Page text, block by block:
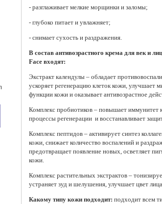
Сыворотка для области
коллагеном AXIS-Y Vegan
Collagen Eye Serum
2 000 ₽
Flat Iron Eye Roller
1 720 ₽
Добавить в
- разглаживает мелкие морщинки и заломы;
- глубоко питает и увлажняет;
- снимает сухость и раздражения.
В состав антивозрастного крема для век и
Face входят:
Экстракт календулы – обладает
ускоряет регенерацию клеток кожи,
функции кожи и оказывает антивозрастное
Комплекс пробиотиков – повышает иммунитет
процессы регенерации и восстанавливает
Комплекс пептидов – активирует синтез
кожи, снижает количество воспалений и
предотвращает появление новых, осветляет
кожи.
Комплекс растительных экстрактов –
устраняет зуд и шелушения, улучшает цвет
Какому типу кожи подходит: подходит всем